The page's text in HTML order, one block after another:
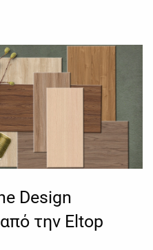
Design
την Eltop